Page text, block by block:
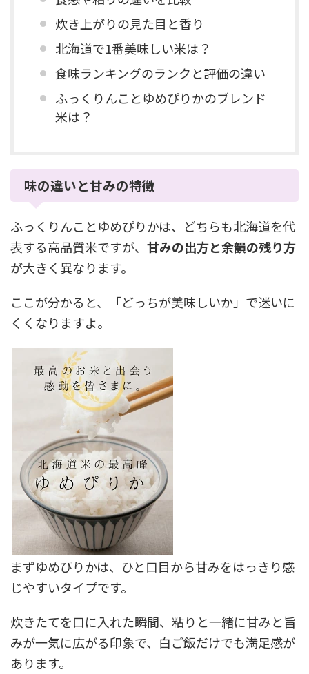
炊き上がりの見た目と香り
北海道で1番美味しい米は？
食味ランキングのランクと評価の違い
ふっくりんことゆめぴりかのブレンド
米は？
味の違いと甘みの特徴
ふっくりんことゆめぴりかは、どちらも北海道を代
表する高品質米ですが、 甘みの出方と余韻の残り方
が大きく異なります。
ここが分かると、「どっちが美味しいか」で迷いに
くくなりますよ。
まずゆめぴりかは、ひと口目から甘みをはっきり感
じやすいタイプです。
炊きたてを口に入れた瞬間、粘りと一緒に甘みと旨
みが一気に広がる印象で、白ご飯だけでも満足感が
あります。